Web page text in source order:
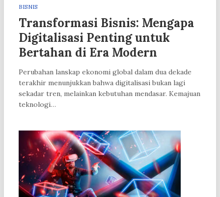
BISNIS
Transformasi Bisnis: Mengapa
Digitalisasi Penting untuk
Bertahan di Era Modern
Perubahan lanskap ekonomi global dalam dua dekade
terakhir menunjukkan bahwa digitalisasi bukan lagi
sekadar tren, melainkan kebutuhan mendasar. Kemajuan
teknologi…